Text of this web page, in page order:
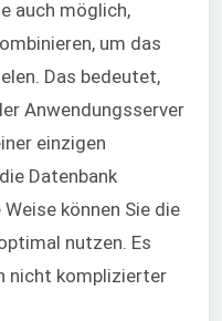
auch möglich,
um das
Das bedeutet,
Anwendungsserver
einzigen
Datenbank
können Sie die
nutzen. Es
nicht komplizierter